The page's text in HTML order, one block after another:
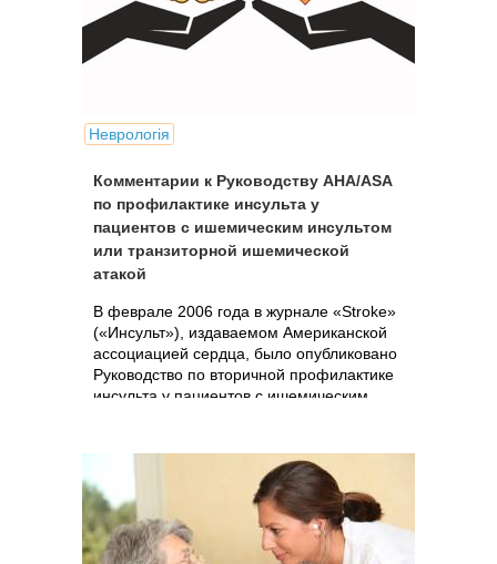
Неврологія
Комментарии к Руководству AHA/ASA
по профилактике инсульта у
пациентов с ишемическим инсультом
или транзиторной ишемической
атакой
В феврале 2006 года в журнале «Stroke»
(«Инсульт»), издаваемом Американской
ассоциацией сердца, было опубликовано
Руководство по вторичной профилактике
инсульта у пациентов с ишемическим